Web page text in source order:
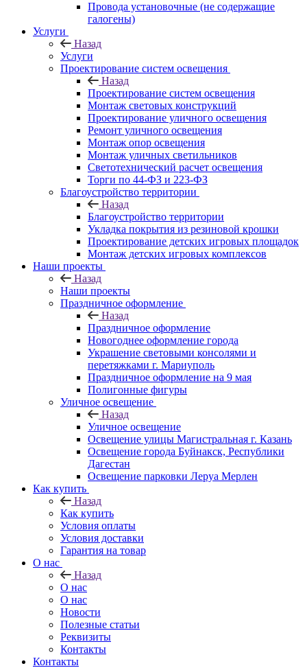
Провода установочные (не содержащие
галогены)
Услуги
Назад
Услуги
Проектирование систем освещения
Назад
Проектирование систем освещения
Монтаж световых конструкций
Проектирование уличного освещения
Ремонт уличного освещения
Монтаж опор освещения
Монтаж уличных светильников
Светотехнический расчет освещения
Торги по 44-ФЗ и 223-ФЗ
Благоустройство территории
Назад
Благоустройство территории
Укладка покрытия из резиновой крошки
Проектирование детских игровых площадок
Монтаж детских игровых комплексов
Наши проекты
Назад
Наши проекты
Праздничное оформление
Назад
Праздничное оформление
Новогоднее оформление города
Украшение световыми консолями и
перетяжками г. Мариуполь
Праздничное оформление на 9 мая
Полигонные фигуры
Уличное освещение
Назад
Уличное освещение
Освещение улицы Магистральная г. Казань
Освещение города Буйнакск, Республики
Дагестан
Освещение парковки Леруа Мерлен
Как купить
Назад
Как купить
Условия оплаты
Условия доставки
Гарантия на товар
О нас
Назад
О нас
О нас
Новости
Полезные статьи
Реквизиты
Контакты
Контакты